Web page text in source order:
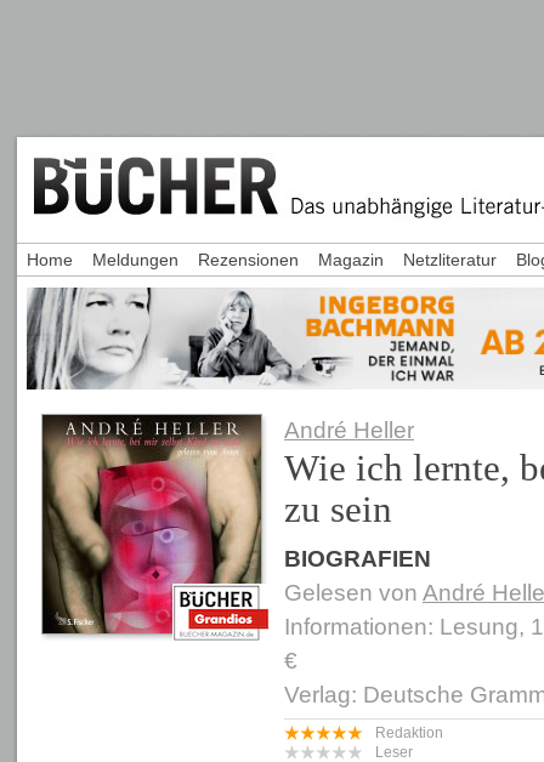
André Heller
Wie ich lernte,
zu sein
BIOGRAFIEN
Gelesen von André
Informationen: Lesung,
€
Verlag: Deutsche
Redaktion
Leser
Home Meldungen Rezensionen Magazin Netzliteratur